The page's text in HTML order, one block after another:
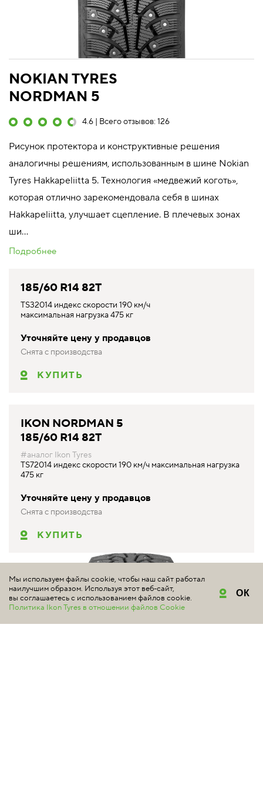
NOKIAN TYRES
NORDMAN 5
4.6 | Всего отзывов: 126
Рисунок протектора и конструктивные решения
аналогичны решениям, использованным в шине Nokian
Tyres Hakkapeliitta 5. Технология «медвежий коготь»,
которая отлично зарекомендовала себя в шинах
Hakkapeliitta, улучшает сцепление. В плечевых зонах
ши...
Подробнее
185/60 R14 82T
TS32014 индекс скорости 190 км/ч
максимальная нагрузка 475 кг
Уточняйте цену у продавцов
Снята с производства
КУПИТЬ
IKON NORDMAN 5
185/60 R14 82T
#аналог Ikon Tyres
TS72014 индекс скорости 190 км/ч максимальная нагрузка
475 кг
Уточняйте цену у продавцов
Снята с производства
КУПИТЬ
Мы используем файлы cookie, чтобы наш сайт работал
наилучшим образом. Используя этот веб-сайт,
вы соглашаетесь с использованием файлов cookie.
Политика Ikon Tyres в отношении файлов Cookie
ОК